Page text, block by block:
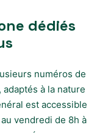
dédiés
numéros de
à la nature
est accessible
vendredi de 8h à